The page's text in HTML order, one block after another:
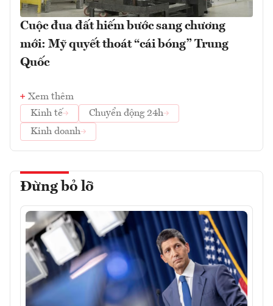
Cuộc đua đất hiếm bước sang chương
mới: Mỹ quyết thoát “cái bóng” Trung
Quốc
Xem thêm
Kinh tế
Chuyển động 24h
Kinh doanh
Đừng bỏ lỡ